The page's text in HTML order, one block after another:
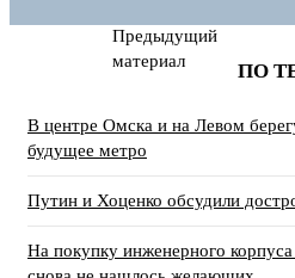
Предыдущий
материал
ПО
В центре Омска и на Левом
будущее метро
Путин и Хоценко обсудили
На покупку инженерного